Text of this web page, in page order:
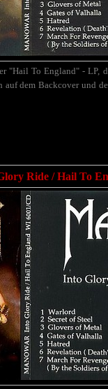
"Hail To England" - LP,
auf dem Backcover und
Ride / Hail To